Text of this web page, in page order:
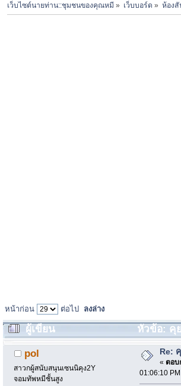
เว็บไซต์นายท่าน::ชุมชนของคุณหมี » เว็บบอร์ด » ห้องสั
หน้าก่อน ต่อไป ลงล่าง
ผู้เขียน หัวข้อ: คุย
pol
สาวกผู้สนับสนุนเซนนิคุง2Y
จอมทัพหมีชั้นสูง
Re:
« ตอบ
01:06:10